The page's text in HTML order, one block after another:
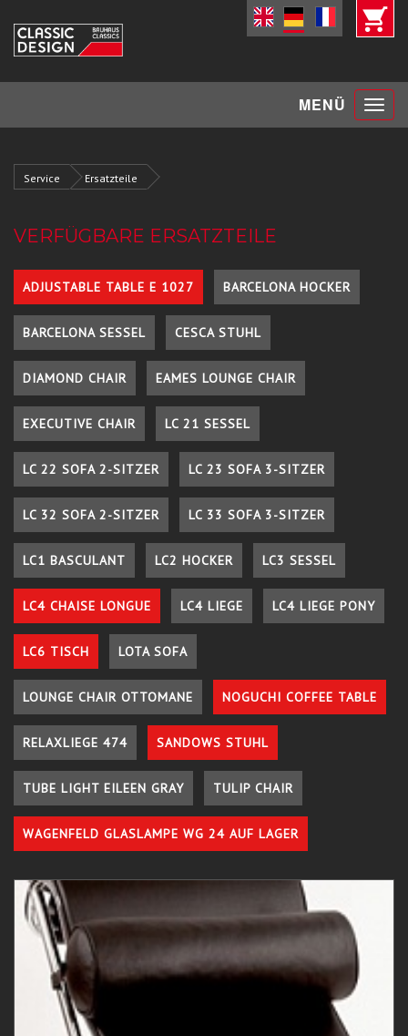
MENÜ Toggle
Service Ersatzteile
VERFÜGBARE ERSATZTEILE
ADJUSTABLE TABLE E 1027 BARCELONA HOCKER
BARCELONA SESSEL CESCA STUHL
DIAMOND CHAIR EAMES LOUNGE CHAIR
EXECUTIVE CHAIR LC 21 SESSEL
LC 22 SOFA 2-SITZER LC 23 SOFA 3-SITZER
LC 32 SOFA 2-SITZER LC 33 SOFA 3-SITZER
LC1 BASCULANT LC2 HOCKER LC3 SESSEL
LC4 CHAISE LONGUE LC4 LIEGE LC4 LIEGE PONY
LC6 TISCH LOTA SOFA
LOUNGE CHAIR OTTOMANE NOGUCHI COFFEE TABLE
RELAXLIEGE 474 SANDOWS STUHL
TUBE LIGHT EILEEN GRAY TULIP CHAIR
WAGENFELD GLASLAMPE WG 24 AUF LAGER